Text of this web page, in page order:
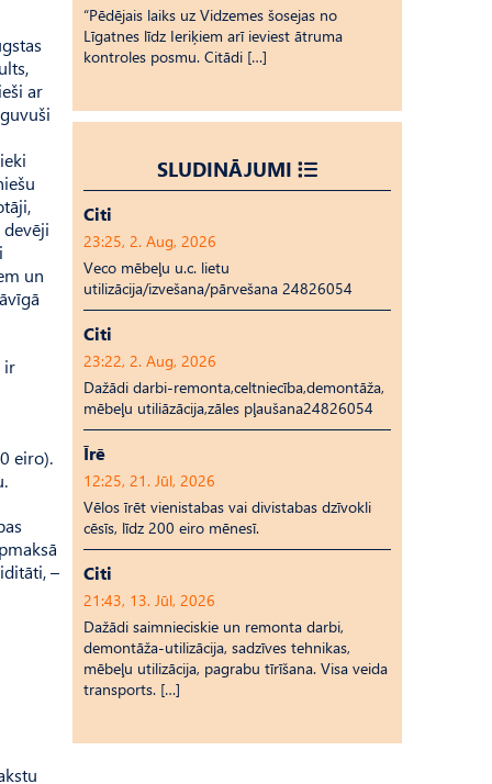
ar
un
ir
eiro).
–
“Pēdējais laiks uz Vid­ze­mes šosejas no
Līgatnes līdz Ieriķiem arī ieviest ātruma
kontroles posmu. Citādi […]
SLUDINĀJUMI
Citi
23:25, 2. Aug, 2026
Veco mēbeļu u.c. lietu
utilizācija/izvešana/pārvešana 24826054
Citi
23:22, 2. Aug, 2026
Dažādi darbi-remonta,celtniecība,demontāža,
mēbeļu utiliāzācija,zāles pļaušana24826054
Īrē
12:25, 21. Jūl, 2026
Vēlos īrēt vienistabas vai divistabas dzīvokli
cēsīs, līdz 200 eiro mēnesī.
Citi
21:43, 13. Jūl, 2026
Dažādi saimnieciskie un remonta darbi,
demontāža-utilizācija, sadzīves tehnikas,
mēbeļu utilizācija, pagrabu tīrīšana. Visa veida
transports. […]